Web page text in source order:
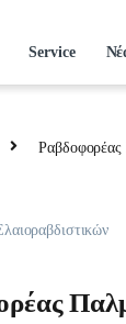
Service
Ραβδοφορέας